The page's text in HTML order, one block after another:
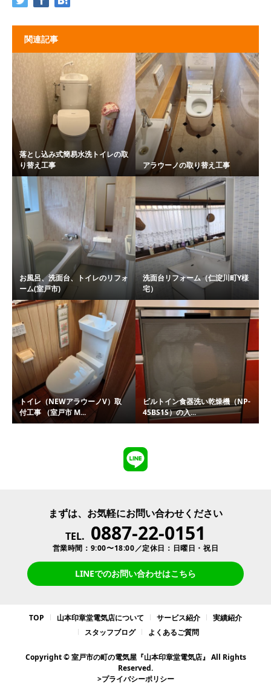
関連記事
落とし込み式簡易水洗トイレの取
り替え工事
アラウーノの取り替え工事
お風呂、洗面台、トイレのリフォ
ーム(室戸市)
洗面台リフォーム（仁淀川町Y様
宅）
トイレ（NEWアラウーノV）取
付工事 （室戸市 M...
ビルトイン食器洗い乾燥機（NP-
45BS1S）の入...
まずは、お気軽にお問い合わせください
TEL. 0887-22-0151
営業時間：9:00〜18:00／定休日：日曜日・祝日
LINEでのお問い合わせはこちら
TOP 山本印章堂電気店について サービス紹介
実績紹介
スタッフブログ
よくあるご質問
Copyright © 室戸市の町の電気屋『山本印章堂電気店』 All Rights
Reserved.
>プライバシーポリシー